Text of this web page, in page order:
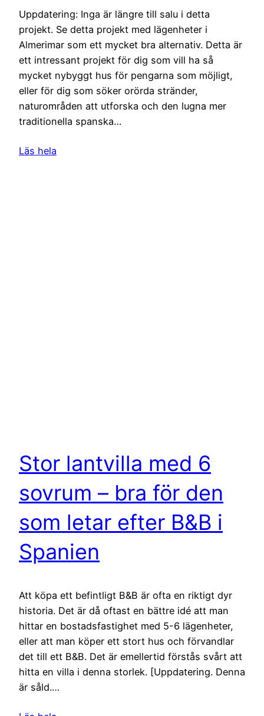
Uppdatering: Inga är längre till salu i detta
projekt. Se detta projekt med lägenheter i
Almerimar som ett mycket bra alternativ. Detta är
ett intressant projekt för dig som vill ha så
mycket nybyggt hus för pengarna som möjligt,
eller för dig som söker orörda stränder,
naturområden att utforska och den lugna mer
traditionella spanska…
Läs hela
Stor lantvilla med 6
sovrum – bra för den
som letar efter B&B i
Spanien
Att köpa ett befintligt B&B är ofta en riktigt dyr
historia. Det är då oftast en bättre idé att man
hittar en bostadsfastighet med 5-6 lägenheter,
eller att man köper ett stort hus och förvandlar
det till ett B&B. Det är emellertid förstås svårt att
hitta en villa i denna storlek. [Uppdatering. Denna
är såld.…